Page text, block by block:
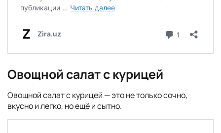
Овощной салат с курицей
Овощной салат с курицей — это не только сочно,
вкусно и легко, но ещё и сытно.